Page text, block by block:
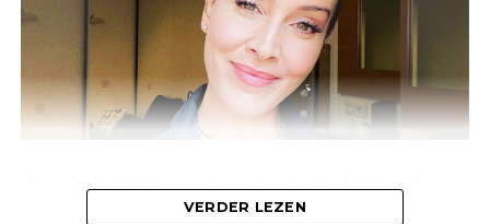
Linda, of waren ze alleen bekend bij de mensen
VERDER LEZEN